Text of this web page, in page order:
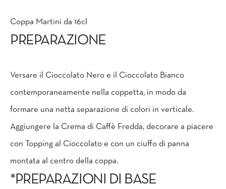
Coppa Martini da 16cl
PREPARAZIONE
Versare il Cioccolato Nero e il Cioccolato Bianco
contemporaneamente nella coppetta, in modo da
formare una netta separazione di colori in verticale.
Aggiungere la Crema di Caffè Fredda, decorare a piacere
con Topping al Cioccolato e con un ciuffo di panna
montata al centro della coppa.
*PREPARAZIONI DI BASE